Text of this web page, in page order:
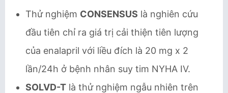
Thử nghiệm CONSENSUS là nghiên cứu
đầu tiên chỉ ra giá trị cải thiện tiên lượng
của enalapril với liều đích là 20 mg x 2
lần/24h ở bệnh nhân suy tim NYHA IV.
SOLVD-T là thử nghiệm ngẫu nhiên trên